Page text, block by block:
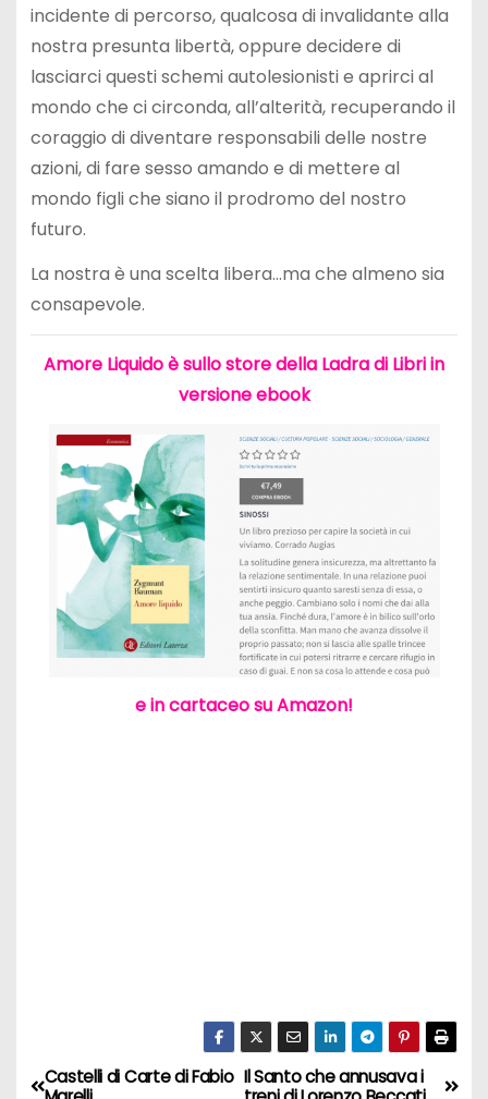
incidente di percorso, qualcosa di invalidante alla
nostra presunta libertà, oppure decidere di
lasciarci questi schemi autolesionisti e aprirci al
mondo che ci circonda, all’alterità, recuperando il
coraggio di diventare responsabili delle nostre
azioni, di fare sesso amando e di mettere al
mondo figli che siano il prodromo del nostro
futuro.
La nostra è una scelta libera…ma che almeno sia
consapevole.
Amore Liquido è sullo store della Ladra di Libri in
versione ebook
e in cartaceo su Amazon!
N
Il Santo che annusava i
Castelli di Carte di Fabio